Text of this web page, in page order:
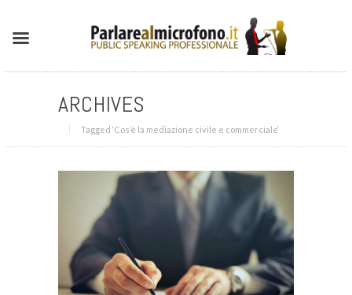
ARCHIVES
Tagged ‘Cos’è la mediazione civile e commerciale‘